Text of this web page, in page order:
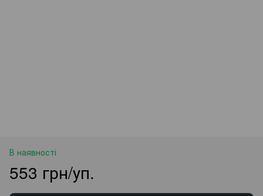
В наявності
553 грн/уп.